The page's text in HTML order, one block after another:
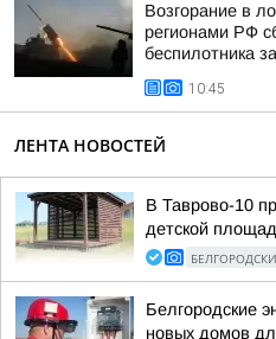
Возгорание в
регионами РФ
беспилотника
10:45
ЛЕНТА НОВОСТЕЙ
В Таврово-10
детской
Белгородские
новых домов